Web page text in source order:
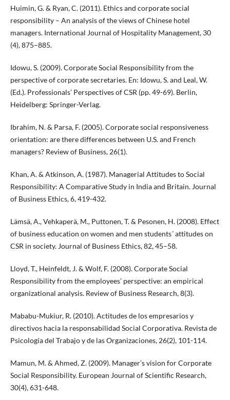
Huimin, G. & Ryan, C. (2011). Ethics and corporate social
responsibility – An analysis of the views of Chinese hotel
managers. International Journal of Hospitality Management, 30
(4), 875–885.
Idowu, S. (2009). Corporate Social Responsibility from the
perspective of corporate secretaries. En: Idowu, S. and Leal, W.
(Ed.). Professionals’ Perspectives of CSR (pp. 49-69). Berlin,
Heidelberg: Springer-Verlag.
Ibrahim, N. & Parsa, F. (2005). Corporate social responsiveness
orientation: are there differences between U.S. and French
managers? Review of Business, 26(1).
Khan, A. & Atkinson, A. (1987). Managerial Attitudes to Social
Responsibility: A Comparative Study in India and Britain. Journal
of Business Ethics, 6, 419-432.
Lämsä, A., Vehkaperä, M., Puttonen, T. & Pesonen, H. (2008). Effect
of business education on women and men students´ attitudes on
CSR in society. Journal of Business Ethics, 82, 45–58.
Lloyd, T., Heinfeldt, J. & Wolf, F. (2008). Corporate Social
Responsibility from the employees’ perspective: an empirical
organizational analysis. Review of Business Research, 8(3).
Mababu-Mukiur, R. (2010). Actitudes de los empresarios y
directivos hacia la responsabilidad Social Corporativa. Revista de
Psicología del Trabajo y de las Organizaciones, 26(2), 101-114.
Mamun, M. & Ahmed, Z. (2009). Manager’s vision for Corporate
Social Responsibility. European Journal of Scientific Research,
30(4), 631-648.